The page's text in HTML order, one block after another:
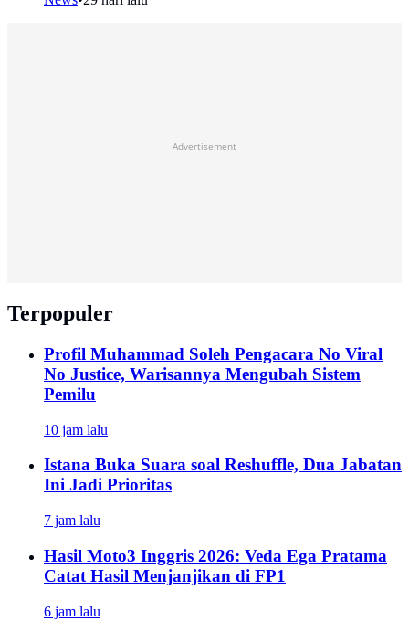
Advertisement
Terpopuler
Profil Muhammad Soleh Pengacara No Viral
No Justice, Warisannya Mengubah Sistem
Pemilu
10 jam lalu
Istana Buka Suara soal Reshuffle, Dua Jabatan
Ini Jadi Prioritas
7 jam lalu
Hasil Moto3 Inggris 2026: Veda Ega Pratama
Catat Hasil Menjanjikan di FP1
6 jam lalu